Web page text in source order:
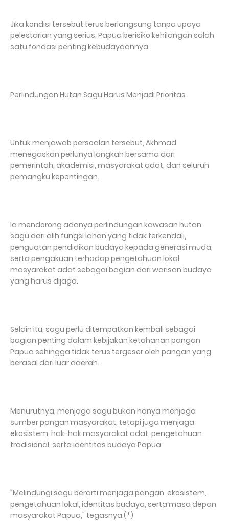
Jika kondisi tersebut terus berlangsung tanpa upaya
pelestarian yang serius, Papua berisiko kehilangan salah
satu fondasi penting kebudayaannya.
Perlindungan Hutan Sagu Harus Menjadi Prioritas
Untuk menjawab persoalan tersebut, Akhmad
menegaskan perlunya langkah bersama dari
pemerintah, akademisi, masyarakat adat, dan seluruh
pemangku kepentingan.
Ia mendorong adanya perlindungan kawasan hutan
sagu dari alih fungsi lahan yang tidak terkendali,
penguatan pendidikan budaya kepada generasi muda,
serta pengakuan terhadap pengetahuan lokal
masyarakat adat sebagai bagian dari warisan budaya
yang harus dijaga.
Selain itu, sagu perlu ditempatkan kembali sebagai
bagian penting dalam kebijakan ketahanan pangan
Papua sehingga tidak terus tergeser oleh pangan yang
berasal dari luar daerah.
Menurutnya, menjaga sagu bukan hanya menjaga
sumber pangan masyarakat, tetapi juga menjaga
ekosistem, hak-hak masyarakat adat, pengetahuan
tradisional, serta identitas budaya Papua.
"Melindungi sagu berarti menjaga pangan, ekosistem,
pengetahuan lokal, identitas budaya, serta masa depan
masyarakat Papua," tegasnya.(*)